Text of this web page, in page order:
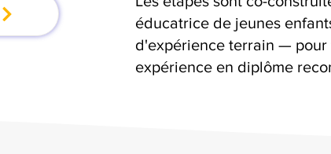
éducatrice de jeunes
d'expérience terrain — pour
expérience en diplôme